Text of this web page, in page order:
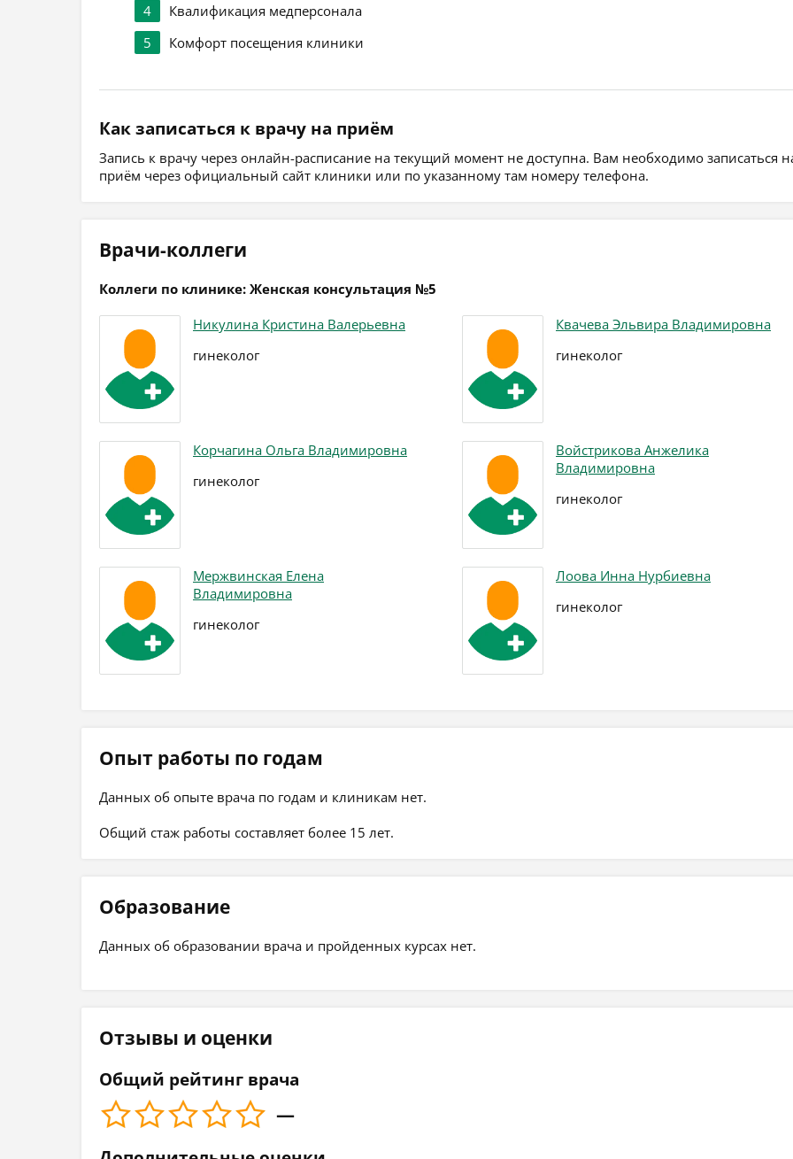
4
Квалификация медперсонала
5
Комфорт посещения клиники
Как записаться к врачу на приём
Запись к врачу через онлайн-расписание на текущий момент не доступна. Вам необходимо записаться
приём через официальный сайт клиники или по указанному там номеру телефона.
Врачи-коллеги
Коллеги по клинике: Женская консультация №5
Никулина Кристина Валерьевна
гинеколог
Квачева Эльвира Владимировна
гинеколог
Корчагина Ольга Владимировна
гинеколог
Войстрикова Анжелика
Владимировна
гинеколог
Мержвинская Елена
Владимировна
гинеколог
Лоова Инна Нурбиевна
гинеколог
Опыт работы по годам
Данных об опыте врача по годам и клиникам нет.
Общий стаж работы составляет более 15 лет.
Образование
Данных об образовании врача и пройденных курсах нет.
Отзывы и оценки
Общий рейтинг врача
—